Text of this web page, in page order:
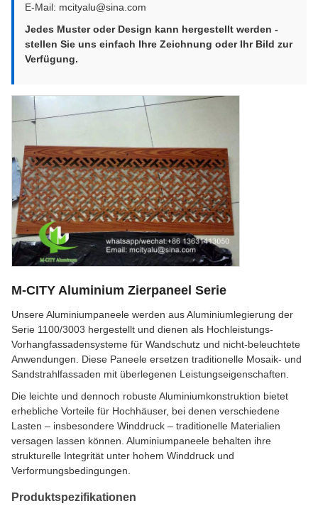
E-Mail: mcityalu@sina.com
Jedes Muster oder Design kann hergestellt werden -
stellen Sie uns einfach Ihre Zeichnung oder Ihr Bild zur
Verfügung.
M-CITY Aluminium Zierpaneel Serie
Unsere Aluminiumpaneele werden aus Aluminiumlegierung der
Serie 1100/3003 hergestellt und dienen als Hochleistungs-
Vorhangfassadensysteme für Wandschutz und nicht-beleuchtete
Anwendungen. Diese Paneele ersetzen traditionelle Mosaik- und
Sandstrahlfassaden mit überlegenen Leistungseigenschaften.
Die leichte und dennoch robuste Aluminiumkonstruktion bietet
erhebliche Vorteile für Hochhäuser, bei denen verschiedene
Lasten – insbesondere Winddruck – traditionelle Materialien
versagen lassen können. Aluminiumpaneele behalten ihre
strukturelle Integrität unter hohem Winddruck und
Verformungsbedingungen.
Produktspezifikationen